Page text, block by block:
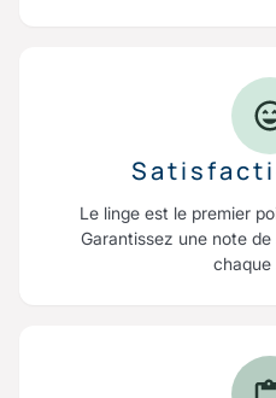
Le linge est le premier
Garantissez une note
chaque